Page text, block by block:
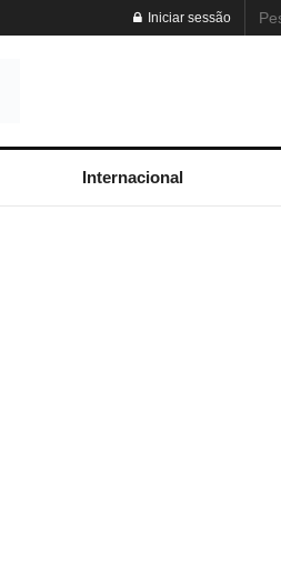
Iniciar sessão
Internacional